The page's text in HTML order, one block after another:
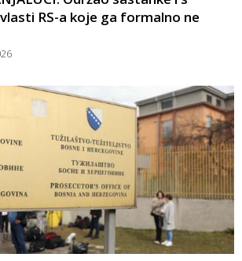
RS-a koje ga formalno ne